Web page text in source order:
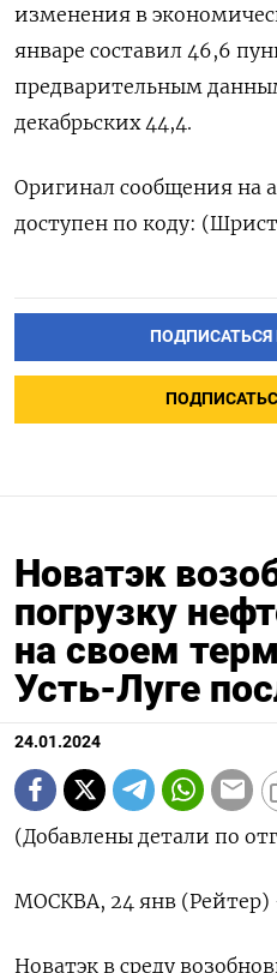
изменения в
январе составил 46,6
предварительным
декабрьских 44,4.
Оригинал сообщения на
доступен по коду:
ПОДПИСАТЬСЯ
Новатэк
погрузку
на своем
Усть-Луге
24.01.2024
(Добавлены детали по
МОСКВА, 24 янв (Рейтер)
Новатэк в среду